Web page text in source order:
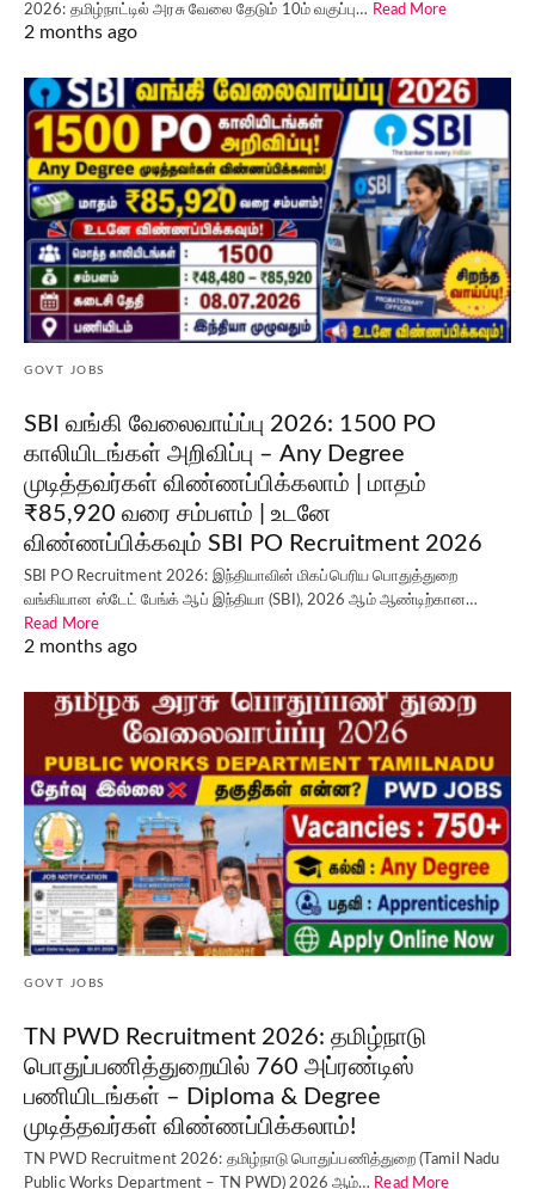
2026: தமிழ்நாட்டில் அரசு வேலை தேடும் 10ம் வகுப்பு… Read More
2 months ago
GOVT JOBS
SBI வங்கி வேலைவாய்ப்பு 2026: 1500 PO
காலியிடங்கள் அறிவிப்பு – Any Degree
முடித்தவர்கள் விண்ணப்பிக்கலாம் | மாதம்
₹85,920 வரை சம்பளம் | உடனே
விண்ணப்பிக்கவும் SBI PO Recruitment 2026
SBI PO Recruitment 2026: இந்தியாவின் மிகப்பெரிய பொதுத்துறை
வங்கியான ஸ்டேட் பேங்க் ஆப் இந்தியா (SBI), 2026 ஆம் ஆண்டிற்கான…
Read More
2 months ago
GOVT JOBS
TN PWD Recruitment 2026: தமிழ்நாடு
பொதுப்பணித்துறையில் 760 அப்ரண்டிஸ்
பணியிடங்கள் – Diploma & Degree
முடித்தவர்கள் விண்ணப்பிக்கலாம்!
TN PWD Recruitment 2026: தமிழ்நாடு பொதுப்பணித்துறை (Tamil Nadu
Public Works Department – TN PWD) 2026 ஆம்… Read More